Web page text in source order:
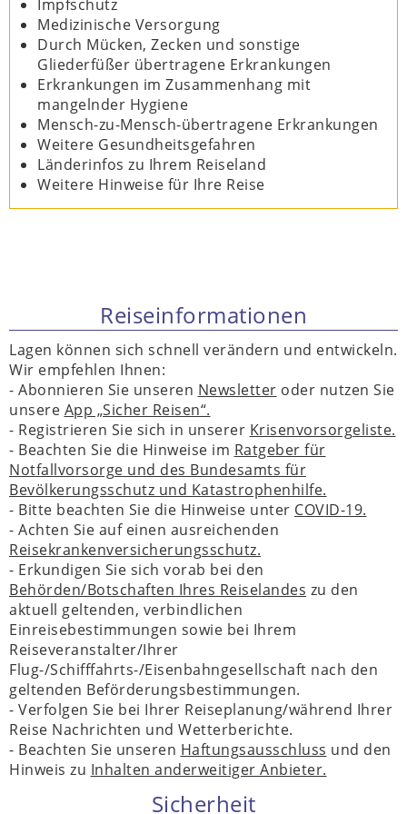
Impfschutz
Medizinische Versorgung
Durch Mücken, Zecken und sonstige
Gliederfüßer übertragene Erkrankungen
Erkrankungen im Zusammenhang mit
mangelnder Hygiene
Mensch-zu-Mensch-übertragene Erkrankungen
Weitere Gesundheitsgefahren
Länderinfos zu Ihrem Reiseland
Weitere Hinweise für Ihre Reise
Reiseinformationen
Lagen können sich schnell verändern und entwickeln.
Wir empfehlen Ihnen:
- Abonnieren Sie unseren Newsletter oder nutzen Sie
unsere App „Sicher Reisen“.
- Registrieren Sie sich in unserer Krisenvorsorgeliste.
- Beachten Sie die Hinweise im Ratgeber für
Notfallvorsorge und des Bundesamts für
Bevölkerungsschutz und Katastrophenhilfe.
- Bitte beachten Sie die Hinweise unter COVID-19.
- Achten Sie auf einen ausreichenden
Reisekrankenversicherungsschutz.
- Erkundigen Sie sich vorab bei den
Behörden/Botschaften Ihres Reiselandes zu den
aktuell geltenden, verbindlichen
Einreisebestimmungen sowie bei Ihrem
Reiseveranstalter/Ihrer
Flug-/Schifffahrts-/Eisenbahngesellschaft nach den
geltenden Beförderungsbestimmungen.
- Verfolgen Sie bei Ihrer Reiseplanung/während Ihrer
Reise Nachrichten und Wetterberichte.
- Beachten Sie unseren Haftungsausschluss und den
Hinweis zu Inhalten anderweitiger Anbieter.
Sicherheit